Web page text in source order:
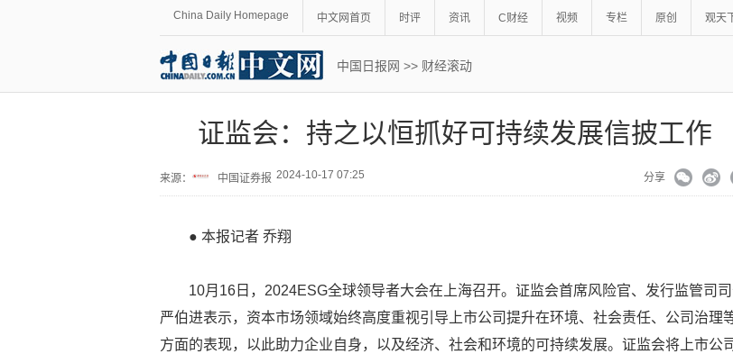
China Daily Homepage 中文网首页 时评 资讯 C财经 视频 专栏 原创 观天
中国日报网 >> 财经滚动
证监会：持之以恒抓好可持续发展信披工作
来源： 中国证券报 2024-10-17 07:25 分享
● 本报记者 乔翔
10月16日，2024ESG全球领导者大会在上海召开。证监会首席风险官、发行监管司
严伯进表示，资本市场领域始终高度重视引导上市公司提升在环境、社会责任、公司治理
方面的表现，以此助力企业自身，以及经济、社会和环境的可持续发展。证监会将上市公